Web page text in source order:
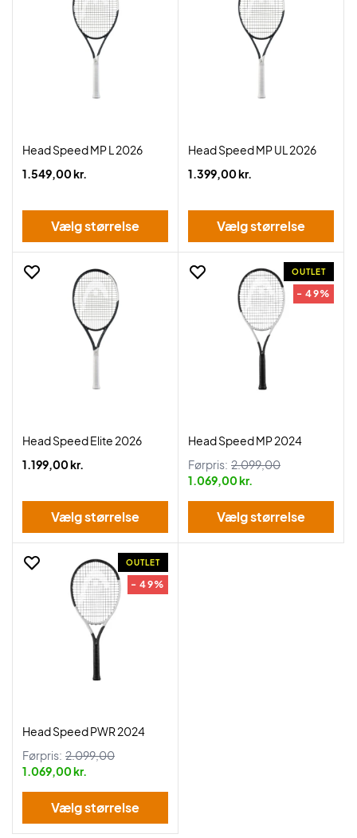
Head Speed MP L 2026
1.549,00 kr.
Vælg størrelse
Head Speed MP UL 2026
1.399,00 kr.
Vælg størrelse
Head Speed Elite 2026
1.199,00 kr.
Vælg størrelse
OUTLET
- 49%
Head Speed MP 2024
Førpris: 2.099,00
1.069,00 kr.
Vælg størrelse
OUTLET
- 49%
Head Speed PWR 2024
Førpris: 2.099,00
1.069,00 kr.
Vælg størrelse